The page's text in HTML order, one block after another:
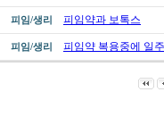
피임/생리 피임약과 보톡스
피임/생리 피임약 복용중에 일